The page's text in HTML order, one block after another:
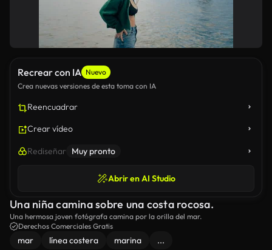
Recrear con IA Nuevo
Crea nuevas versiones de esta toma con IA
Reencuadrar
Crear vídeo
Rediseñar Muy pronto
Abrir en AI Studio
Una niña camina sobre una costa rocosa.
Una hermosa joven fotógrafa camina por la orilla del mar.
Derechos Comerciales Gratis
mar línea costera marina ...